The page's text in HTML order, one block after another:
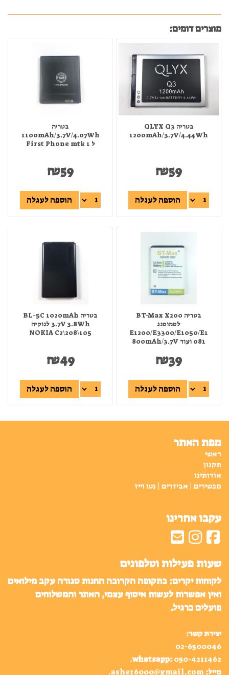
מוצרים דומים:
בטריה QLYX Q3
1200mAh/3.7V/4.44Wh
₪59
הוספה לעגלה
בטריה
1100mAh/3.7V/4.07Wh
ל First Phone mtk 1
₪59
הוספה לעגלה
בטריה BT-Max X200
לסמוסנג
E1200/E3300/E1050/E1
081 ועוד 800mAh/3.7V
₪39
הוספה לעגלה
בטריה BL-5C 1020mAh
3.7V 3.8Wh לנוקיה
NOKIA C2\208\105
₪49
הוספה לעגלה
מפת האתר
ראשי
תקנון
אודותינו
מכשירים | אביזרים | נטו וייז
עקבו אחרינו
שעות פעילות וטלפונים
לקוחות יקרים: בתקופה הקרובה החנות סגורה עקב מילואים
ואין אפשרות לעשות איסוף עצמי, האתר והמשלוחים
פועלים כרגיל.
יצירת קשר:
02-6500046
whatsapp: 050-4211462
.
מייל: asher6000@gmail.com
.